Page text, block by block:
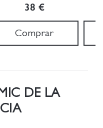
38 €
Comprar
DE LA